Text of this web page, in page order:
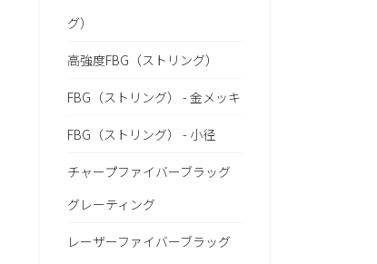
グ）
高強度FBG（ストリング）
FBG（ストリング） - 金メッキ
FBG（ストリング） - 小径
チャープファイバーブラッグ
グレーティング
レーザーファイバーブラッグ